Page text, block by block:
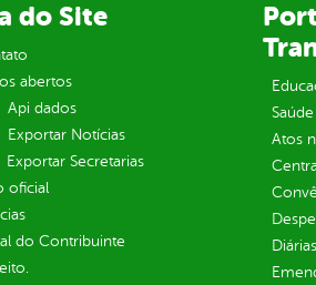
do Site
abertos
Api dados
Exportar Notícias
Exportar Secretarias
oficial
do Contribuinte
Saúde
Atos
Diárias